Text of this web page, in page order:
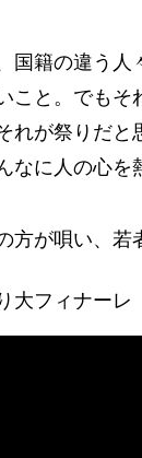
国籍の違う人
こと。でもそ
れが祭りだと
なに人の心を
方が唄い、若
大フィナーレ